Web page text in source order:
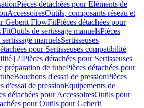
Pièces détachées pour Eléments de
AccessoiresOutils, composants réseau et
Geberit FlowFitPièces détachées pour
Outils de sertissage manuelsPièces
manuelsSertisseuses
pour Sertisseuses compatibilité
[2]Pièces détachées pour Sertisseuses
préparation de tubePièces détachées pour
Bouchons d'essai de pressionPièces
d'essai de pressionEquipements de
détachées pour AccessoiresOutils pour
pour Outils pour Geberit